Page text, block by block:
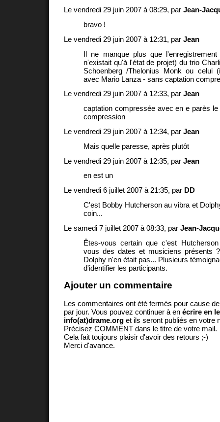
Le vendredi 29 juin 2007 à 08:29, par Jean-
bravo !
Le vendredi 29 juin 2007 à 12:31, par Jean
Il ne manque plus que
n'existait qu'à l'état de projet) du trio
Schoenberg /Thelonius Monk ou celui
avec Mario Lanza - sans captation
Le vendredi 29 juin 2007 à 12:33, par Jean
captation compressée avec en e parès
compression
Le vendredi 29 juin 2007 à 12:34, par Jean
Mais quelle paresse, après plutôt
Le vendredi 29 juin 2007 à 12:35, par Jean
en est un
Le vendredi 6 juillet 2007 à 21:35, par DD
C'est Bobby Hutcherson au vibra et
coin...
Le samedi 7 juillet 2007 à 08:33, par Jean-
Êtes-vous certain que c'est
vous des dates et musiciens présents
Dolphy n'en était pas... Plusieurs
d'identifier les participants.
Ajouter un commentaire
Les commentaires ont été fermés pour cause
par jour. Vous pouvez continuer à en écrire en
info(at)drame.org et ils seront publiés en votre
Précisez COMMENT dans le titre de votre mail.
Cela fait toujours plaisir d'avoir des retours ;-)
Merci d'avance.